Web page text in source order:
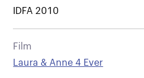
IDFA 2010
Film
Laura & Anne 4 Ever